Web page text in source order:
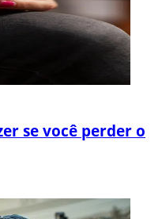
se você perder o